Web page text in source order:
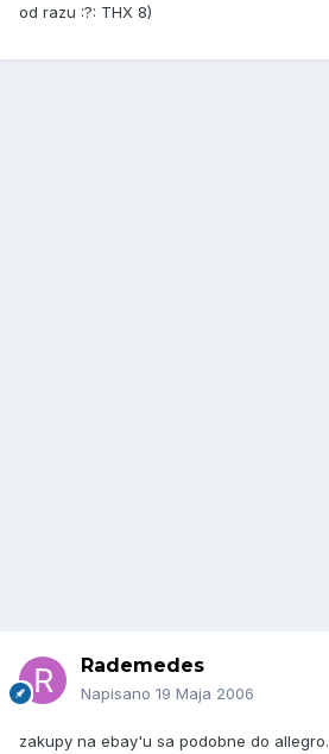
od razu :?: THX 8)
Rademedes
Napisano 19 Maja 2006
zakupy na ebay'u sa podobne do allegro.